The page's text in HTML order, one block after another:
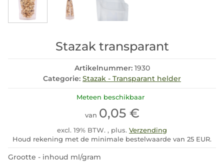
Stazak transparant
Artikelnummer: 1930
Categorie: Stazak - Transparant helder
Meteen beschikbaar
van 0,05 €
excl. 19% BTW. , plus. Verzending
Houd rekening met de minimale bestelwaarde van 25 EUR.
Grootte - inhoud ml/gram